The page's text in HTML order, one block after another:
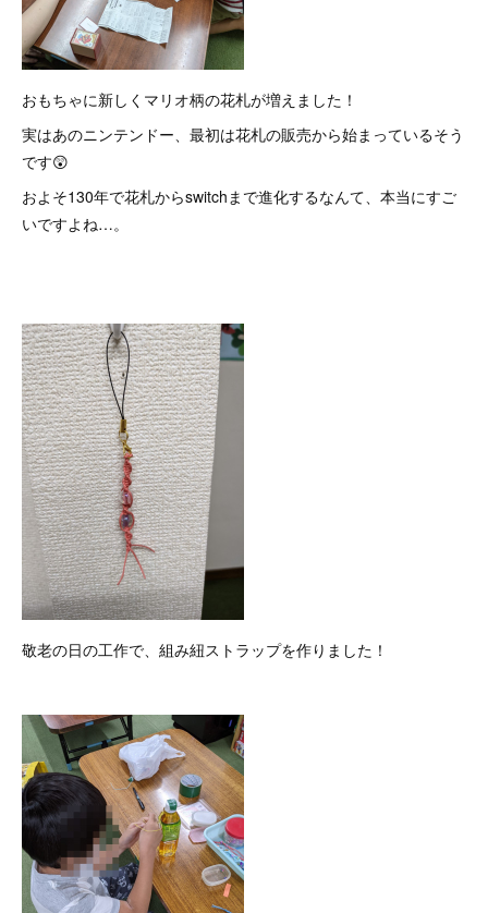
おもちゃに新しくマリオ柄の花札が増えました！
実はあのニンテンドー、最初は花札の販売から始まっているそう
です😲
およそ130年で花札からswitchまで進化するなんて、本当にすご
いですよね…。
敬老の日の工作で、組み紐ストラップを作りました！